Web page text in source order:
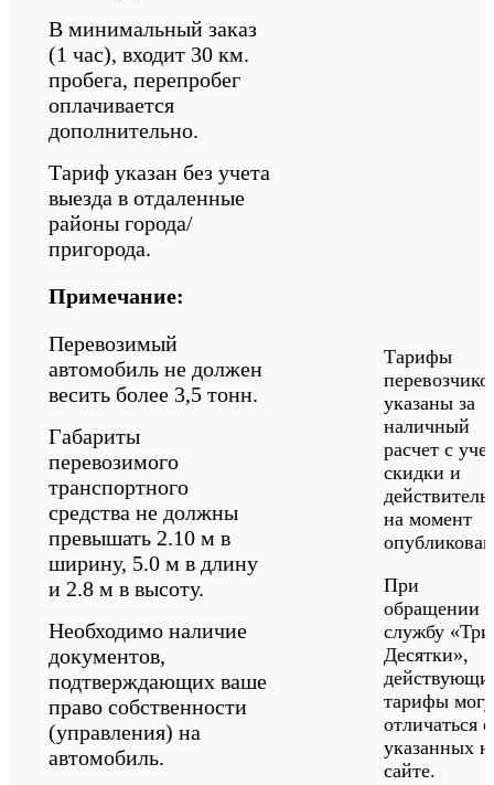
В минимальный заказ
(1 час), входит 30 км.
пробега, перепробег
оплачивается
дополнительно.
Тариф указан без учета
выезда в отдаленные
районы города/
пригорода.
Примечание:
Перевозимый
автомобиль не должен
весить более 3,5 тонн.
Габариты
перевозимого
транспортного
средства не должны
превышать 2.10 м в
ширину, 5.0 м в длину
и 2.8 м в высоту.
Необходимо наличие
документов,
подтверждающих ваше
право собственности
(управления) на
автомобиль.
Тарифы
указаны за
наличный
расчет с
скидки и
на момент
При
обращении в
службу «‎Три
Десятки»‎,
тарифы
отличаться
указанных
сайте.